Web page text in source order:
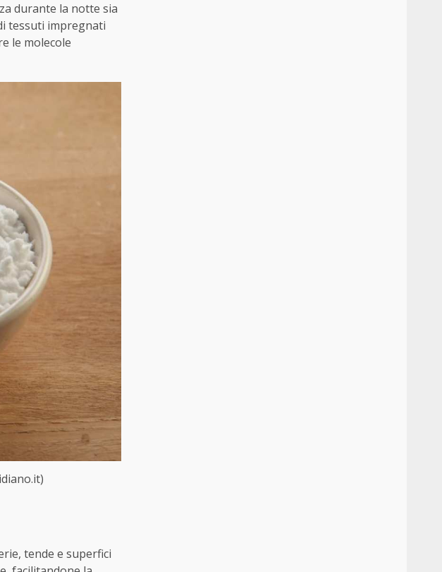
durante la notte sia
tessuti impregnati
le molecole
tende e superfici